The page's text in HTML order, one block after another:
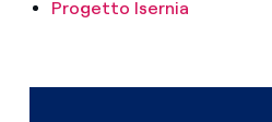
Progetto Isernia